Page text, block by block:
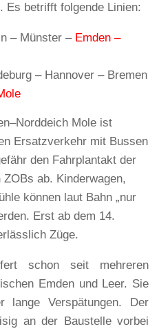
Es betrifft folgende Linien:
– Münster – Emden –
– Hannover – Bremen
Mole ist
Ersatzverkehr mit Bussen
den Fahrplantakt der
ab. Kinderwagen,
können laut Bahn „nur
Erst ab dem 14.
Züge.
schon seit mehreren
Emden und Leer. Sie
lange Verspätungen. Der
an der Baustelle vorbei